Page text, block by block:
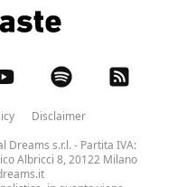
Disclaimer
Dreams s.r.l.- Partita IVA:
Albricci 8, 20122 Milano